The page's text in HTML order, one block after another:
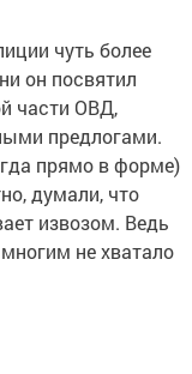
чуть более
он посвятил
части ОВД,
предлогами.
прямо в форме)
думали, что
извозом. Ведь
не хватало